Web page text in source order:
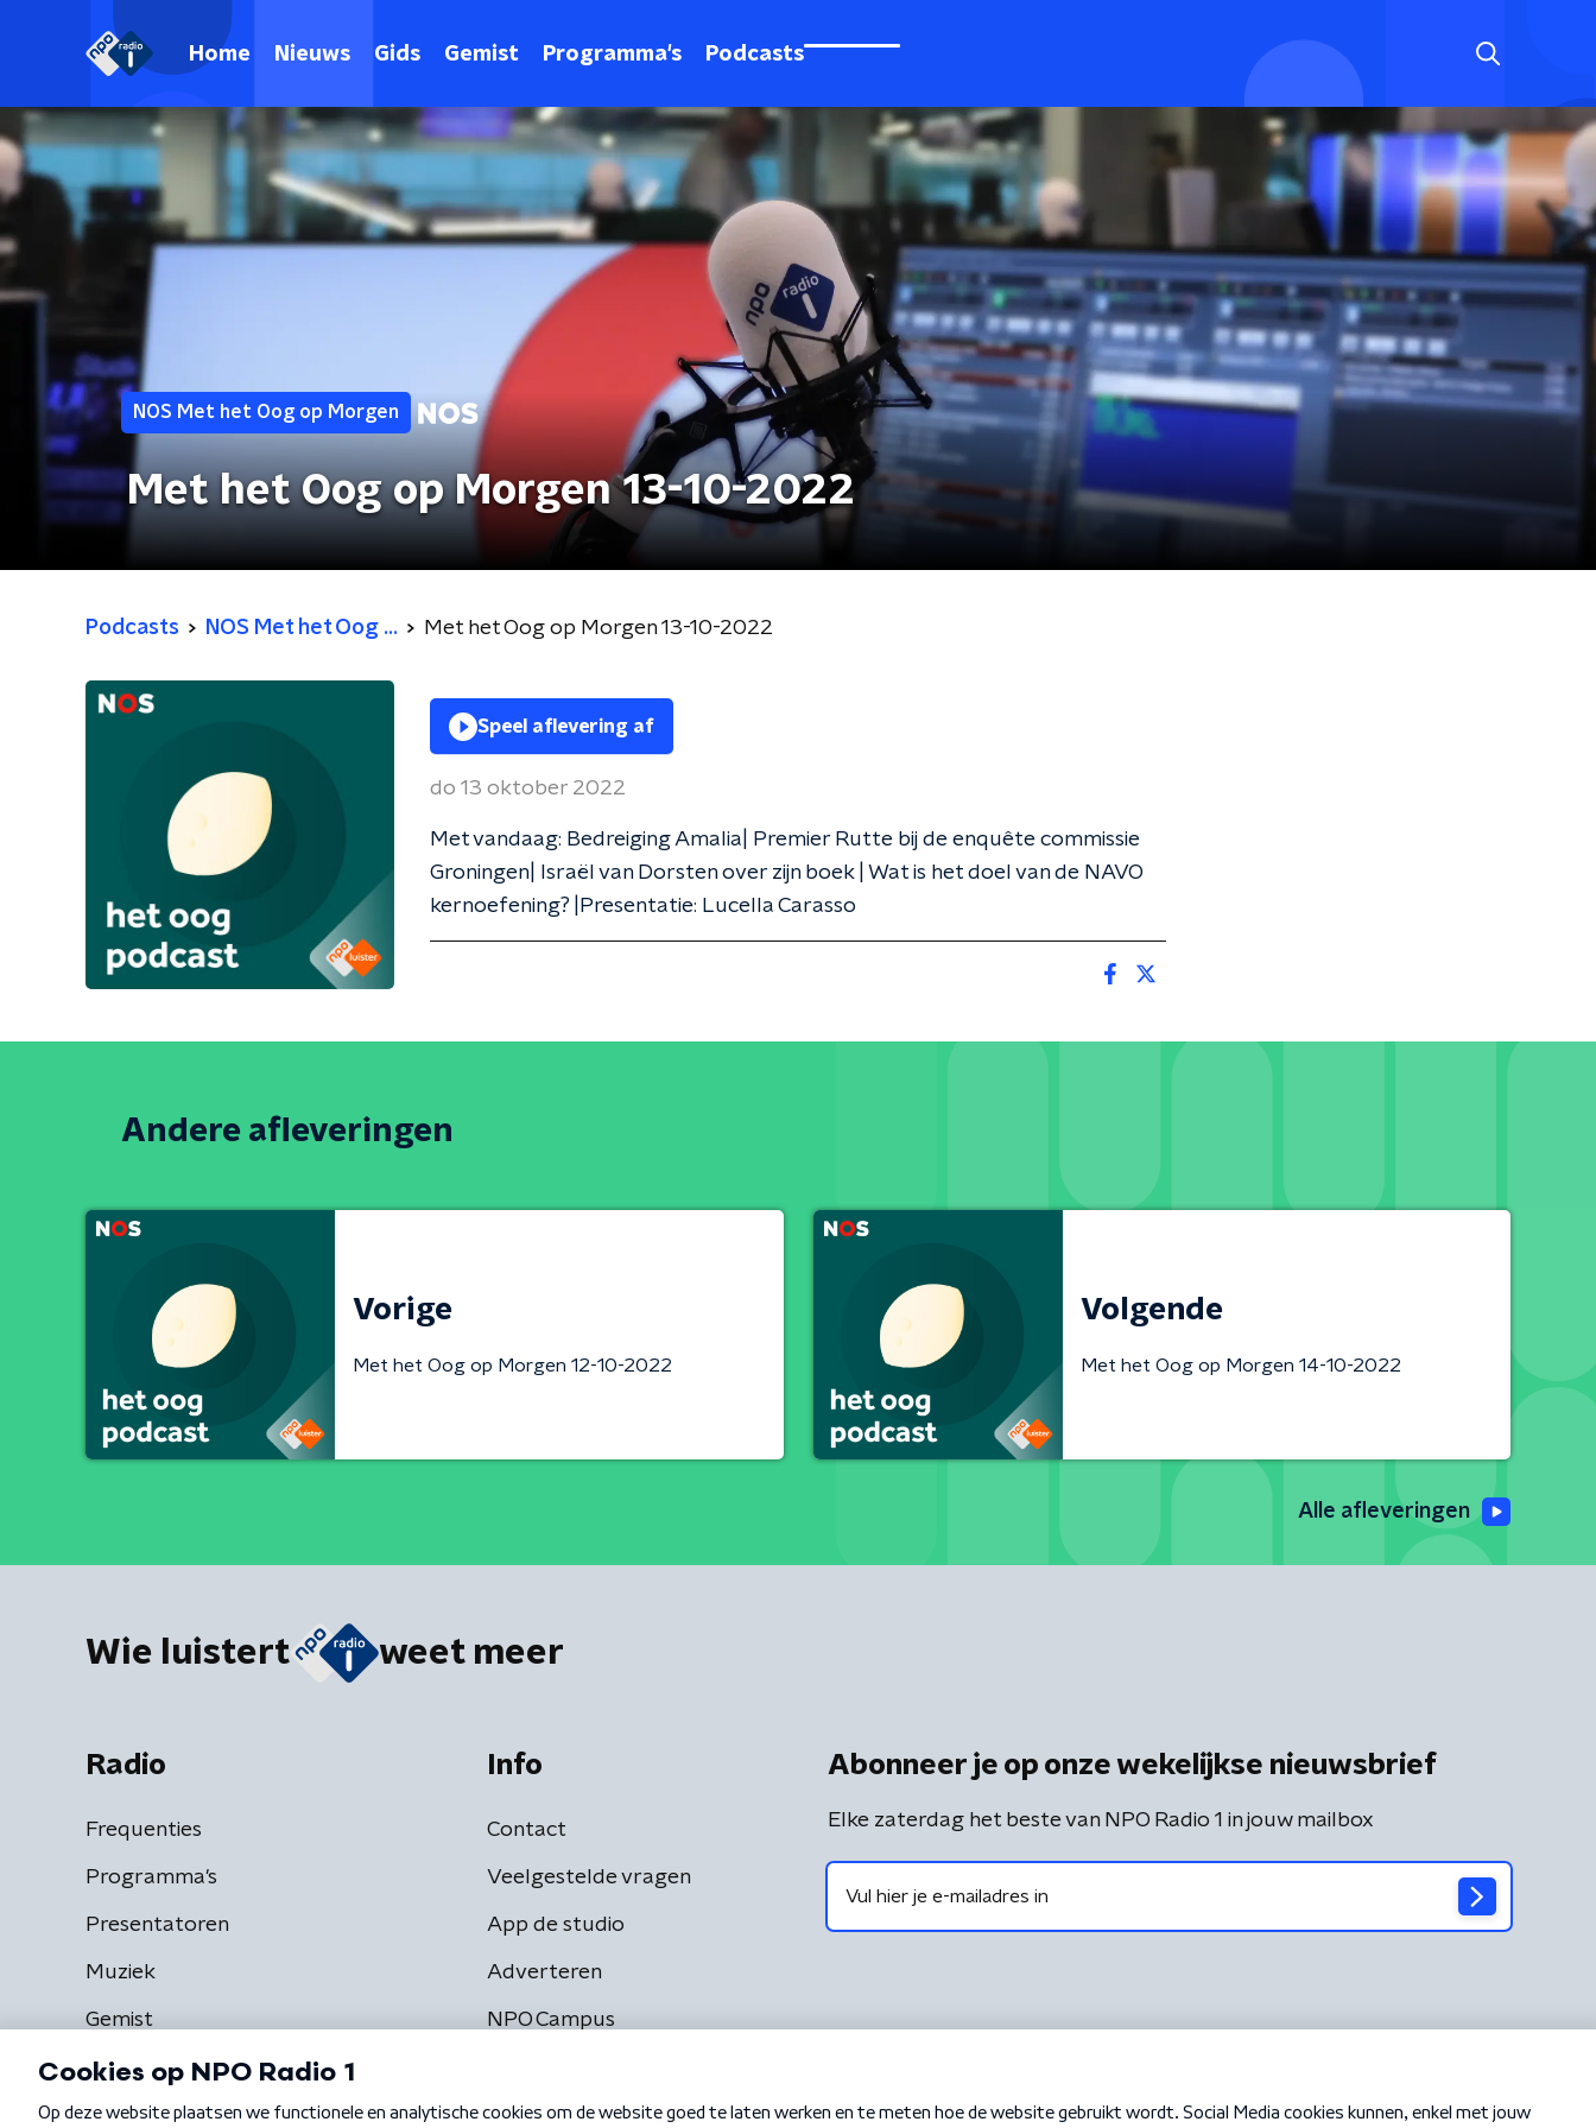
Home Nieuws Gids Gemist Programma's Podcasts
NOS Met het Oog op Morgen
Met het Oog op Morgen 13-10-2022
Podcasts NOS Met het Oog ... Met het Oog op Morgen 13-10-2022
Speel aflevering af
do 13 oktober 2022
Met vandaag: Bedreiging Amalia| Premier Rutte bij de enquête commissie
Groningen| Israël van Dorsten over zijn boek | Wat is het doel van de NAVO
kernoefening? |Presentatie: Lucella Carasso
Andere afleveringen
Vorige
Met het Oog op Morgen 12-10-2022
Volgende
Met het Oog op Morgen 14-10-2022
Alle afleveringen
Wie luistert weet meer
Radio
Frequenties
Programma's
Presentatoren
Muziek
Gemist
Info
Contact
Veelgestelde vragen
App de studio
Adverteren
NPO Campus
Abonneer je op onze wekelijkse nieuwsbrief
Elke zaterdag het beste van NPO Radio 1 in jouw mailbox